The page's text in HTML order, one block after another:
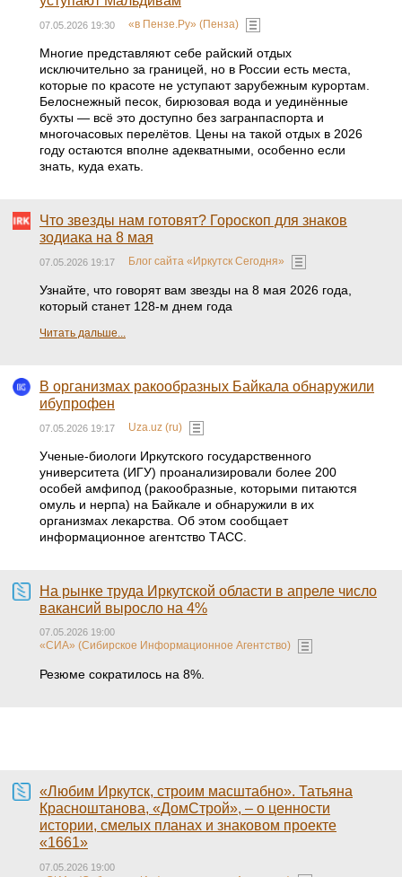
07.05.2026 19:30 «в Пензе.Ру» (Пенза)
Многие представляют себе райский отдых
исключительно за границей, но в России есть места,
которые по красоте не уступают зарубежным курортам.
Белоснежный песок, бирюзовая вода и уединённые
бухты — всё это доступно без загранпаспорта и
многочасовых перелётов. Цены на такой отдых в 2026
году остаются вполне адекватными, особенно если
знать, куда ехать.
Что звезды нам готовят? Гороскоп для знаков
зодиака на 8 мая
07.05.2026 19:17 Блог сайта «Иркутск Сегодня»
Узнайте, что говорят вам звезды на 8 мая 2026 года,
который станет 128-м днем года
Читать дальше...
В организмах ракообразных Байкала обнаружили
ибупрофен
07.05.2026 19:17 Uza.uz (ru)
Ученые-биологи Иркутского государственного
университета (ИГУ) проанализировали более 200
особей амфипод (ракообразные, которыми питаются
омуль и нерпа) на Байкале и обнаружили в их
организмах лекарства. Об этом сообщает
информационное агентство ТАСС.
На рынке труда Иркутской области в апреле число
вакансий выросло на 4%
07.05.2026 19:00
«СИА» (Сибирское Информационное Агентство)
Резюме сократилось на 8%.
«Любим Иркутск, строим масштабно». Татьяна
Красноштанова, «ДомСтрой», – о ценности
истории, смелых планах и знаковом проекте
«1661»
07.05.2026 19:00